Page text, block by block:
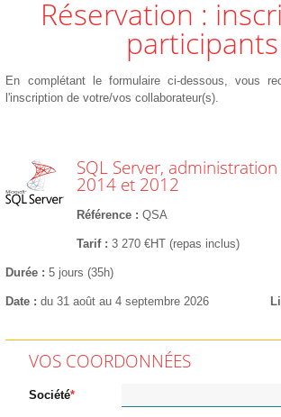
Réservation : inscrire des
participants
En complétant le formulaire ci-dessous, vous
l'inscription de votre/vos collaborateur(s).
SQL Server,
2014 et 2012
Référence QSA
Tarif 3 270 €HT (repas inclus)
Durée 5 jours (35h)
Date du 31 août au 4 septembre 2026
VOS COORDONNÉES
Société